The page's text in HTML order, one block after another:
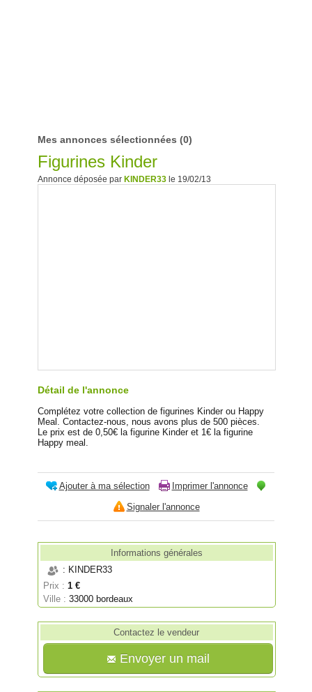
Mes annonces sélectionnées (0)
Figurines Kinder
Annonce déposée par KINDER33 le 19/02/13
Détail de l'annonce
Complétez votre collection de figurines Kinder ou Happy
Meal. Contactez-nous, nous avons plus de 500 pièces.
Le prix est de 0,50€ la figurine Kinder et 1€ la figurine
Happy meal.
Ajouter à ma sélection
Imprimer l'annonce
Signaler l'annonce
Informations générales
: KINDER33
Prix : 1 €
Ville :33000 bordeaux
Contactez le vendeur
Envoyer un mail